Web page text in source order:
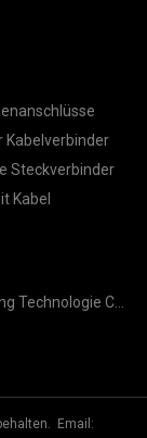
Kabelverbinder
Steckverbinder
Kabel
Email: